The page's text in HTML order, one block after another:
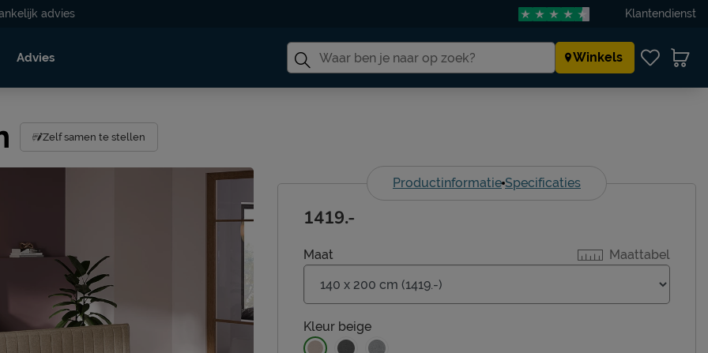
advies Klantendienst
Advies Winkels
Zelf samen te stellen
Productinformatie Specificaties
Maattabel
Maat
Kleur beige
1419.-